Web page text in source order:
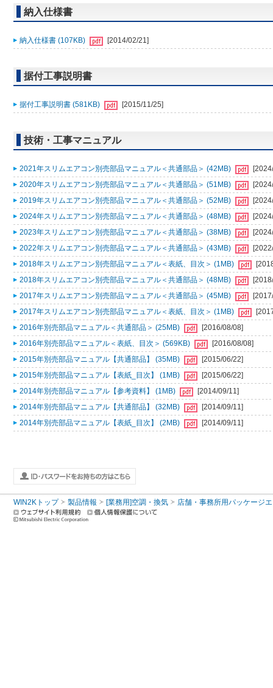
納入仕様書
納入仕様書 (107KB) [2014/02/21]
据付工事説明書
据付工事説明書 (581KB) [2015/11/25]
技術・工事マニュアル
2021年スリムエアコン別売部品マニュアル＜共通部品＞ (42MB)
2020年スリムエアコン別売部品マニュアル＜共通部品＞ (51MB)
2019年スリムエアコン別売部品マニュアル＜共通部品＞ (52MB)
2024年スリムエアコン別売部品マニュアル＜共通部品＞ (48MB)
2023年スリムエアコン別売部品マニュアル＜共通部品＞ (38MB)
2022年スリムエアコン別売部品マニュアル＜共通部品＞ (43MB)
2018年スリムエアコン別売部品マニュアル＜表紙、目次＞ (1MB)
2018年スリムエアコン別売部品マニュアル＜共通部品＞ (48MB)
2017年スリムエアコン別売部品マニュアル＜共通部品＞ (45MB)
2017年スリムエアコン別売部品マニュアル＜表紙、目次＞ (1MB)
2016年別売部品マニュアル＜共通部品＞ (25MB)
[2016/08/08]
2016年別売部品マニュアル＜表紙、目次＞ (569KB)
[2016/08/08]
2015年別売部品マニュアル【共通部品】 (35MB)
[2015/06/22]
2015年別売部品マニュアル【表紙_目次】 (1MB)
[2015/06/22]
2014年別売部品マニュアル【参考資料】 (1MB)
[2014/09/11]
2014年別売部品マニュアル【共通部品】 (32MB)
[2014/09/11]
2014年別売部品マニュアル【表紙_目次】 (2MB)
[2014/09/11]
WIN2Kトップ 製品情報 [業務用]空調・換気 店舗・事務所用パッケージ